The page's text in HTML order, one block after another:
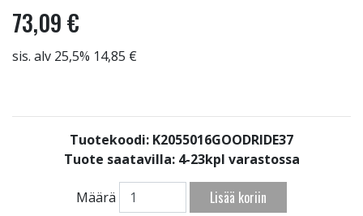
73,09 €
sis. alv 25,5% 14,85 €
Tuotekoodi: K2055016GOODRIDE37
Tuote saatavilla: 4-23kpl varastossa
Määrä Lisää koriin